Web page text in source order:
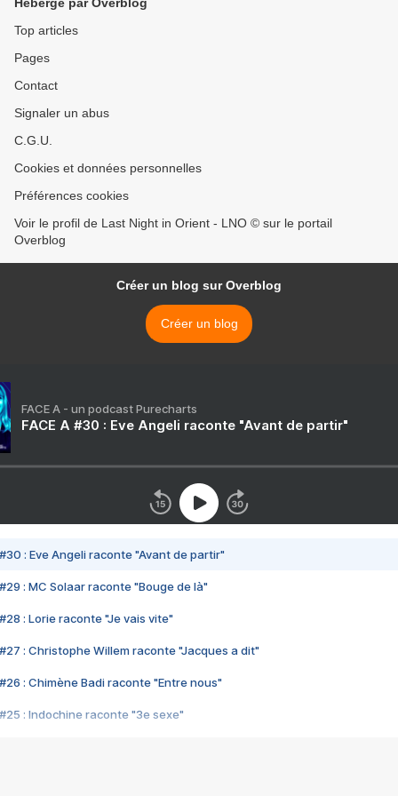
Top articles
Pages
Contact
Signaler un abus
C.G.U.
Cookies et données personnelles
Préférences cookies
Voir le profil de Last Night in Orient - LNO © sur le portail
Overblog
Créer un blog sur Overblog
Créer un blog
FACE A - un podcast Purecharts
FACE A #30 : Eve Angeli raconte "Avant de partir"
#30 : Eve Angeli raconte "Avant de partir"
#29 : MC Solaar raconte "Bouge de là"
#28 : Lorie raconte "Je vais vite"
#27 : Christophe Willem raconte "Jacques a dit"
#26 : Chimène Badi raconte "Entre nous"
#25 : Indochine raconte "3e sexe"